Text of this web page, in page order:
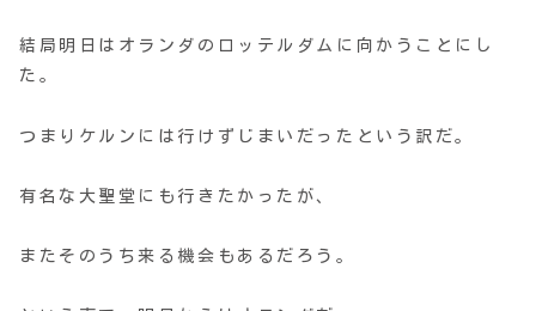
結局明日はオランダのロッテルダムに向かうことにし
た。
つまりケルンには行けずじまいだったという訳だ。
有名な大聖堂にも行きたかったが、
またそのうち来る機会もあるだろう。